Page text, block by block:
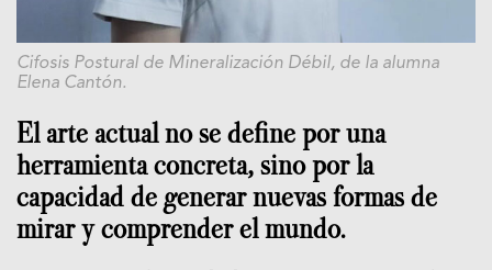
Cifosis Postural de Mineralización Débil, de la alumna
Elena Cantón.
El arte actual no se define por una
herramienta concreta, sino por la
capacidad de generar nuevas formas de
mirar y comprender el mundo.